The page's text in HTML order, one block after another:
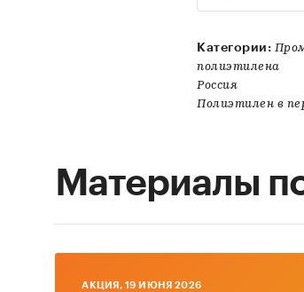
Категории:
полиэтилена
Россия
Полиэтилен в
Материалы
AКЦИЯ, 19 ИЮНЯ 2026